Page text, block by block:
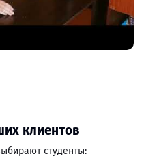
клиентов
студенты: